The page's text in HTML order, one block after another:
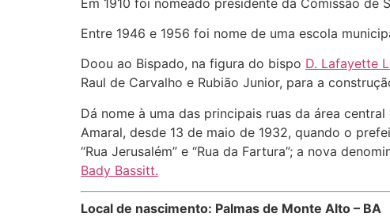
Entre 1946 e 1956 foi nome de uma escola
Doou ao Bispado, na figura do bispo D. Lafayette
Raul de Carvalho e Rubião Junior, para a
Dá nome à uma das principais ruas da área
Amaral, desde 13 de maio de 1932, quando o
“Rua Jerusalém” e “Rua da Fartura”; a nova
Bady Bassitt.
Local de nascimento: Palmas de Monte Alto – BA